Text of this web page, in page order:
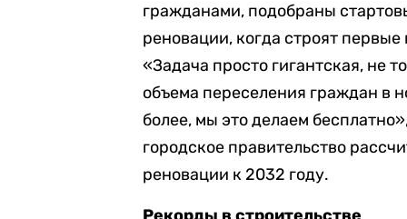
гражданами, подобраны
реновации, когда строят
«Задача просто гигантская, не
объема переселения граждан в
более, мы это делаем
городское правительство
реновации к 2032 году.